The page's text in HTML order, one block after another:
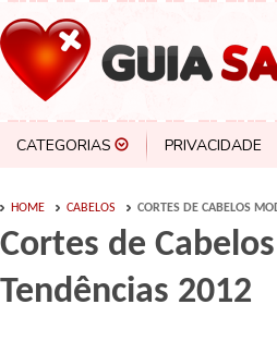
CATEGORIAS PRIVACIDADE
HOME CABELOS CORTES DE CABELOS
Cortes de
Tendências 2012